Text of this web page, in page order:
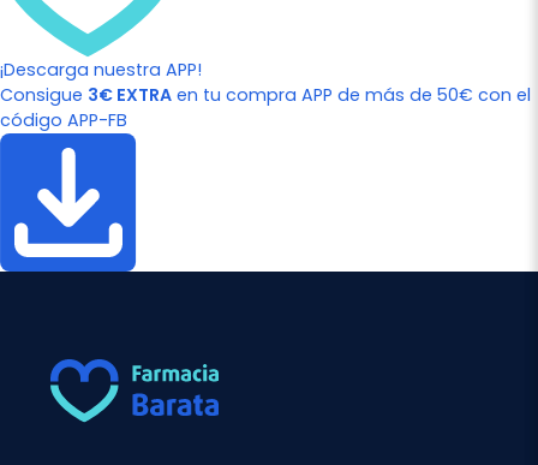
¡Descarga nuestra APP!
Consigue 3€ EXTRA en tu compra APP de más de 50€ con el
código APP-FB